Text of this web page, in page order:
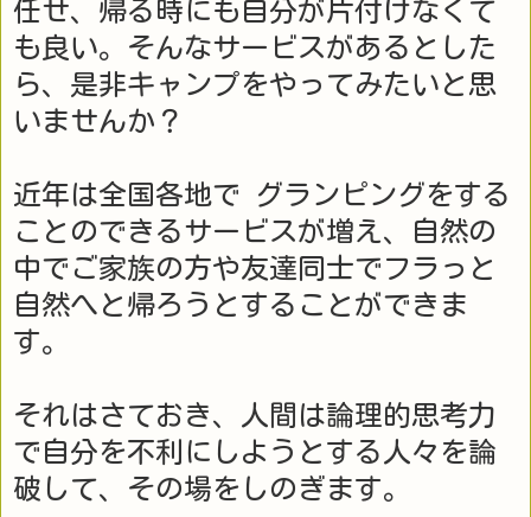
任せ、帰る時にも自分が片付けなくて
も良い。そんなサービスがあるとした
ら、是非キャンプをやってみたいと思
いませんか？
近年は全国各地で グランピングをする
ことのできるサービスが増え、自然の
中でご家族の方や友達同士でフラっと
自然へと帰ろうとすることができま
す。
それはさておき、人間は論理的思考力
で自分を不利にしようとする人々を論
破して、その場をしのぎます。